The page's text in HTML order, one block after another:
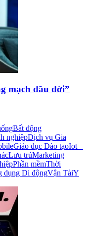
mạch đầu đời”
Bất động
nghiệpDịch vụ Gia
Giáo dục Đào tạoIot –
Lưu trúMarketing
Phần mềmThời
dụng Di độngVận TảiY